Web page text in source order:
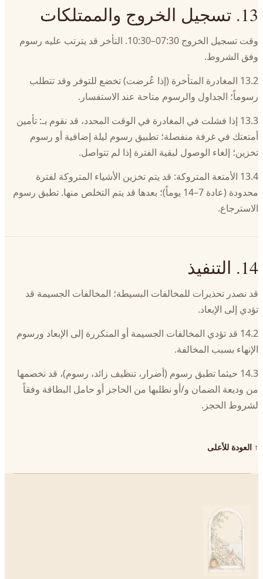
13. تسجيل الخروج والممتلكات
وقت تسجيل الخروج 07:30–10:30. التأخر قد يترتب عليه رسوم
وفق الشروط.
13.2 المغادرة المتأخرة (إذا عُرضت) تخضع للتوفر وقد تتطلب
رسوماً؛ الجداول والرسوم متاحة عند الاستفسار.
13.3 إذا فشلت في المغادرة في الوقت المحدد، قد نقوم بـ: تأمين
أمتعتك في غرفة منفصلة؛ تطبيق رسوم ليلة إضافية أو رسوم
تخزين؛ إلغاء الوصول لبقية الفترة إذا لم تتواصل.
13.4 الأمتعة المتروكة: قد يتم تخزين الأشياء المتروكة لفترة
محدودة (عادة 7–14 يوماً)؛ بعدها قد يتم التخلص منها. تطبق رسوم
الاسترجاع.
14. التنفيذ
قد نصدر تحذيرات للمخالفات البسيطة؛ المخالفات الجسيمة قد
تؤدي إلى الإبعاد.
14.2 قد تؤدي المخالفات الجسيمة أو المتكررة إلى الإبعاد ورسوم
الإنهاء بسبب المخالفة.
14.3 حيثما تطبق رسوم (أضرار، تنظيف زائد، رسوم)، قد نخصمها
من وديعة الضمان و/أو نطلبها من الحاجز أو حامل البطاقة وفقاً
لشروط الحجز.
↑ العودة للأعلى